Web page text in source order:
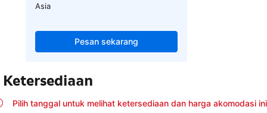
Asia
Pesan sekarang
Ketersediaan
Pilih tanggal untuk melihat ketersediaan dan harga akomodasi ini